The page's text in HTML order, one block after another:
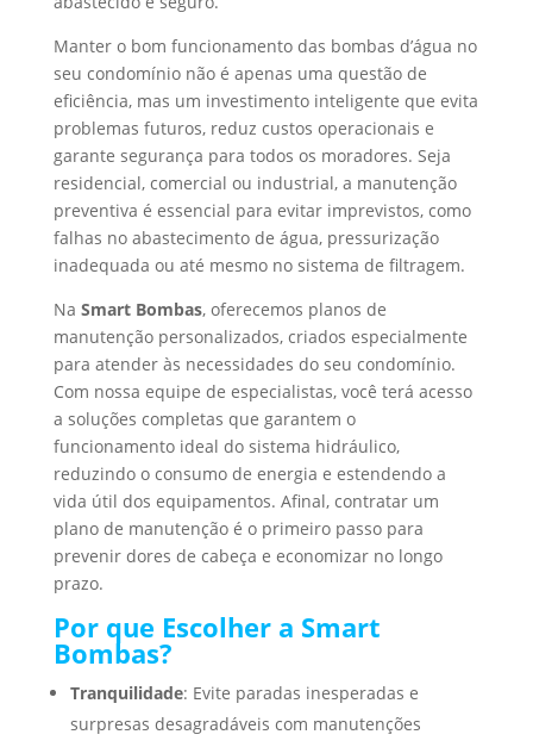
Manter o bom funcionamento das bombas d’água no
seu condomínio não é apenas uma questão de
eficiência, mas um investimento inteligente que evita
problemas futuros, reduz custos operacionais e
garante segurança para todos os moradores. Seja
residencial, comercial ou industrial, a manutenção
preventiva é essencial para evitar imprevistos, como
falhas no abastecimento de água, pressurização
inadequada ou até mesmo no sistema de filtragem.
Na Smart Bombas, oferecemos planos de
manutenção personalizados, criados especialmente
para atender às necessidades do seu condomínio.
Com nossa equipe de especialistas, você terá acesso
a soluções completas que garantem o
funcionamento ideal do sistema hidráulico,
reduzindo o consumo de energia e estendendo a
vida útil dos equipamentos. Afinal, contratar um
plano de manutenção é o primeiro passo para
prevenir dores de cabeça e economizar no longo
prazo.
Por que Escolher a Smart
Bombas?
Tranquilidade: Evite paradas inesperadas e
surpresas desagradáveis com manutenções